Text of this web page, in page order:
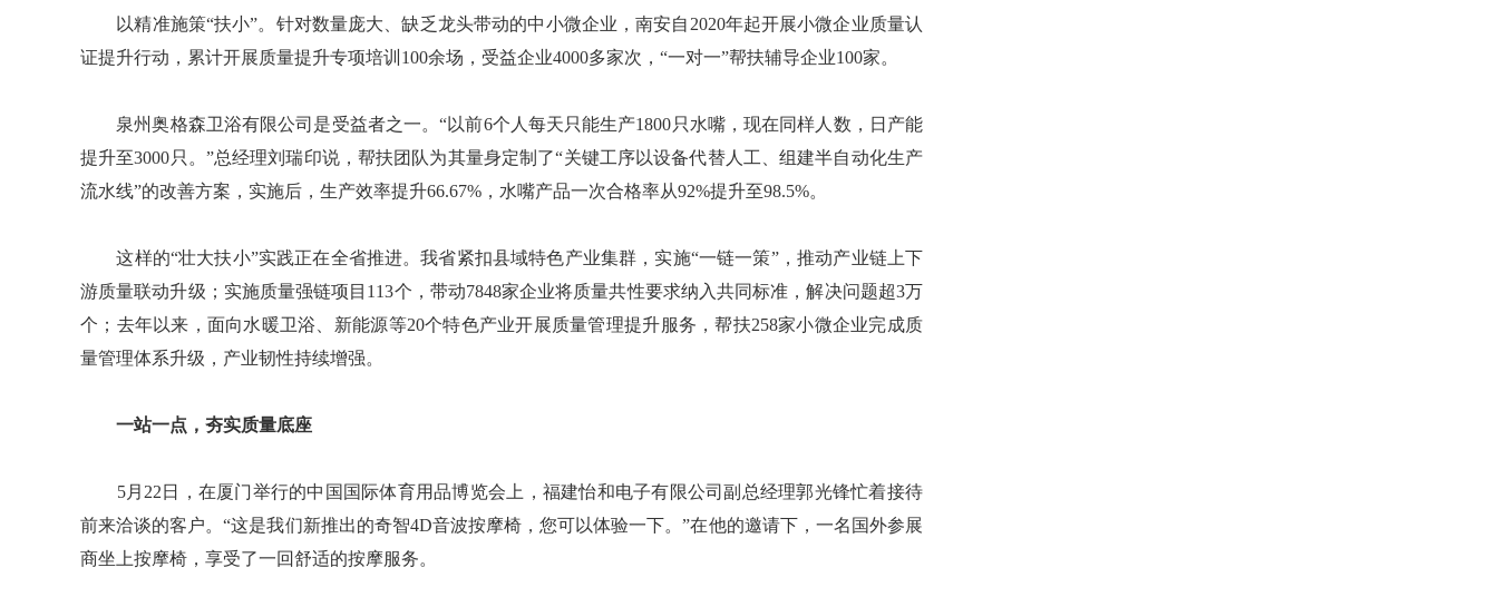
以精准施策“扶小”。针对数量庞大、缺乏龙头带动的中小微企业，南安自2020年起开展小微企业质量认
证提升行动，累计开展质量提升专项培训100余场，受益企业4000多家次，“一对一”帮扶辅导企业100家。
泉州奥格森卫浴有限公司是受益者之一。“以前6个人每天只能生产1800只水嘴，现在同样人数，日产能
提升至3000只。”总经理刘瑞印说，帮扶团队为其量身定制了“关键工序以设备代替人工、组建半自动化生产
流水线”的改善方案，实施后，生产效率提升66.67%，水嘴产品一次合格率从92%提升至98.5%。
这样的“壮大扶小”实践正在全省推进。我省紧扣县域特色产业集群，实施“一链一策”，推动产业链上下
游质量联动升级；实施质量强链项目113个，带动7848家企业将质量共性要求纳入共同标准，解决问题超3万
个；去年以来，面向水暖卫浴、新能源等20个特色产业开展质量管理提升服务，帮扶258家小微企业完成质
量管理体系升级，产业韧性持续增强。
一站一点，夯实质量底座
5月22日，在厦门举行的中国国际体育用品博览会上，福建怡和电子有限公司副总经理郭光锋忙着接待
前来洽谈的客户。“这是我们新推出的奇智4D音波按摩椅，您可以体验一下。”在他的邀请下，一名国外参展
商坐上按摩椅，享受了一回舒适的按摩服务。